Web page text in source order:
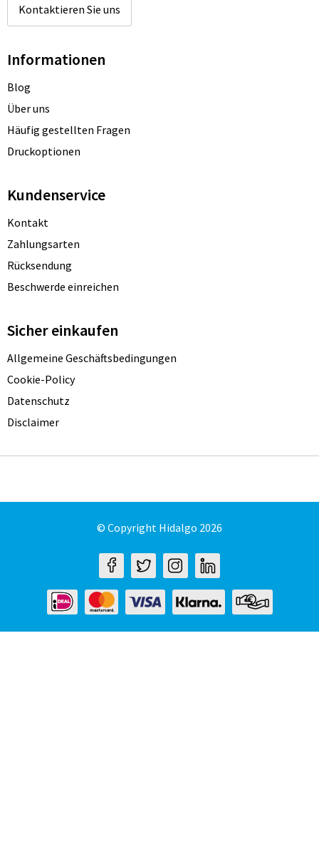
Kontaktieren Sie uns
Informationen
Blog
Über uns
Häufig gestellten Fragen
Druckoptionen
Kundenservice
Kontakt
Zahlungsarten
Rücksendung
Beschwerde einreichen
Sicher einkaufen
Allgemeine Geschäftsbedingungen
Cookie-Policy
Datenschutz
Disclaimer
© Copyright Hidalgo 2026